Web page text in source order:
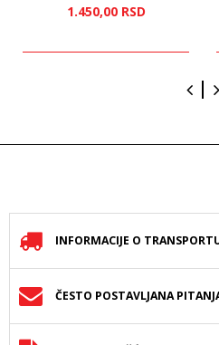
1.450,00 RSD
INFORMACIJE O
ČESTO POSTAVLJANA